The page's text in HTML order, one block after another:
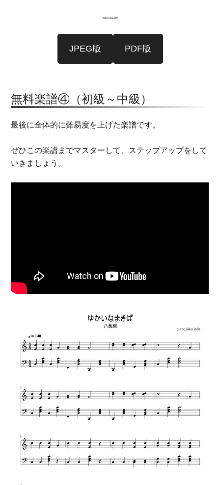
JPEG版 PDF版
無料楽譜④（初級～中級）
最後に全体的に難易度を上げた楽譜です。
ぜひこの楽譜までマスターして、ステップアップをして
いきましょう。